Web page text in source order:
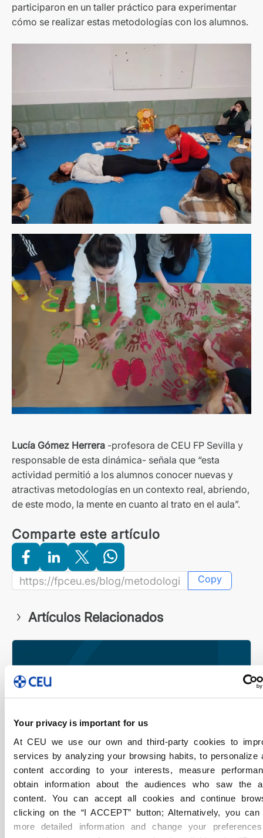
Your privacy is important for us
At CEU we use our own and third-party cookies to
services by analyzing your browsing habits, to personalize
content according to your interests, measure
obtain information about the audiences who saw the
content. You can accept all cookies and continue
clicking on the “I ACCEPT” button; Alternatively, you
more detailed information and change your
participaron en un taller práctico para experimentar
cómo se realizar estas metodologías con los alumnos.
Lucía Gómez Herrera -profesora de CEU FP Sevilla y
responsable de esta dinámica- señala que “esta
actividad permitió a los alumnos conocer nuevas y
atractivas metodologías en un contexto real, abriendo,
de este modo, la mente en cuanto al trato en el aula”.
Comparte este artículo
Copy
Artículos Relacionados